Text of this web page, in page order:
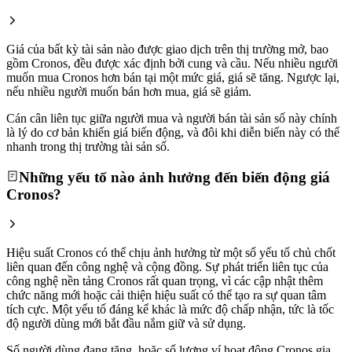
Giá của bất kỳ tài sản nào được giao dịch trên thị trường mở, bao
gồm Cronos, đều được xác định bởi cung và cầu. Nếu nhiều người
muốn mua Cronos hơn bán tại một mức giá, giá sẽ tăng. Ngược lại,
nếu nhiều người muốn bán hơn mua, giá sẽ giảm.
Cán cân liên tục giữa người mua và người bán tài sản số này chính
là lý do cơ bản khiến giá biến động, và đôi khi diễn biến này có thể
nhanh trong thị trường tài sản số.
Những yếu tố nào ảnh hưởng đến biến động giá
Cronos?
Hiệu suất Cronos có thể chịu ảnh hưởng từ một số yếu tố chủ chốt
liên quan đến công nghệ và cộng đồng. Sự phát triển liên tục của
công nghệ nền tảng Cronos rất quan trọng, vì các cập nhật thêm
chức năng mới hoặc cải thiện hiệu suất có thể tạo ra sự quan tâm
tích cực. Một yếu tố đáng kể khác là mức độ chấp nhận, tức là tốc
độ người dùng mới bắt đầu nắm giữ và sử dụng.